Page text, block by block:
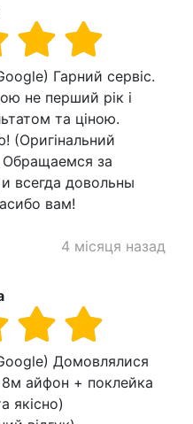
Гарний сервіс.
не перший рік і
та ціною.
(Оригінальний
Обращаемся за
всегда довольны
вам!
4 місяця назад
Домовлялися
8м айфон + поклейка
якісно)